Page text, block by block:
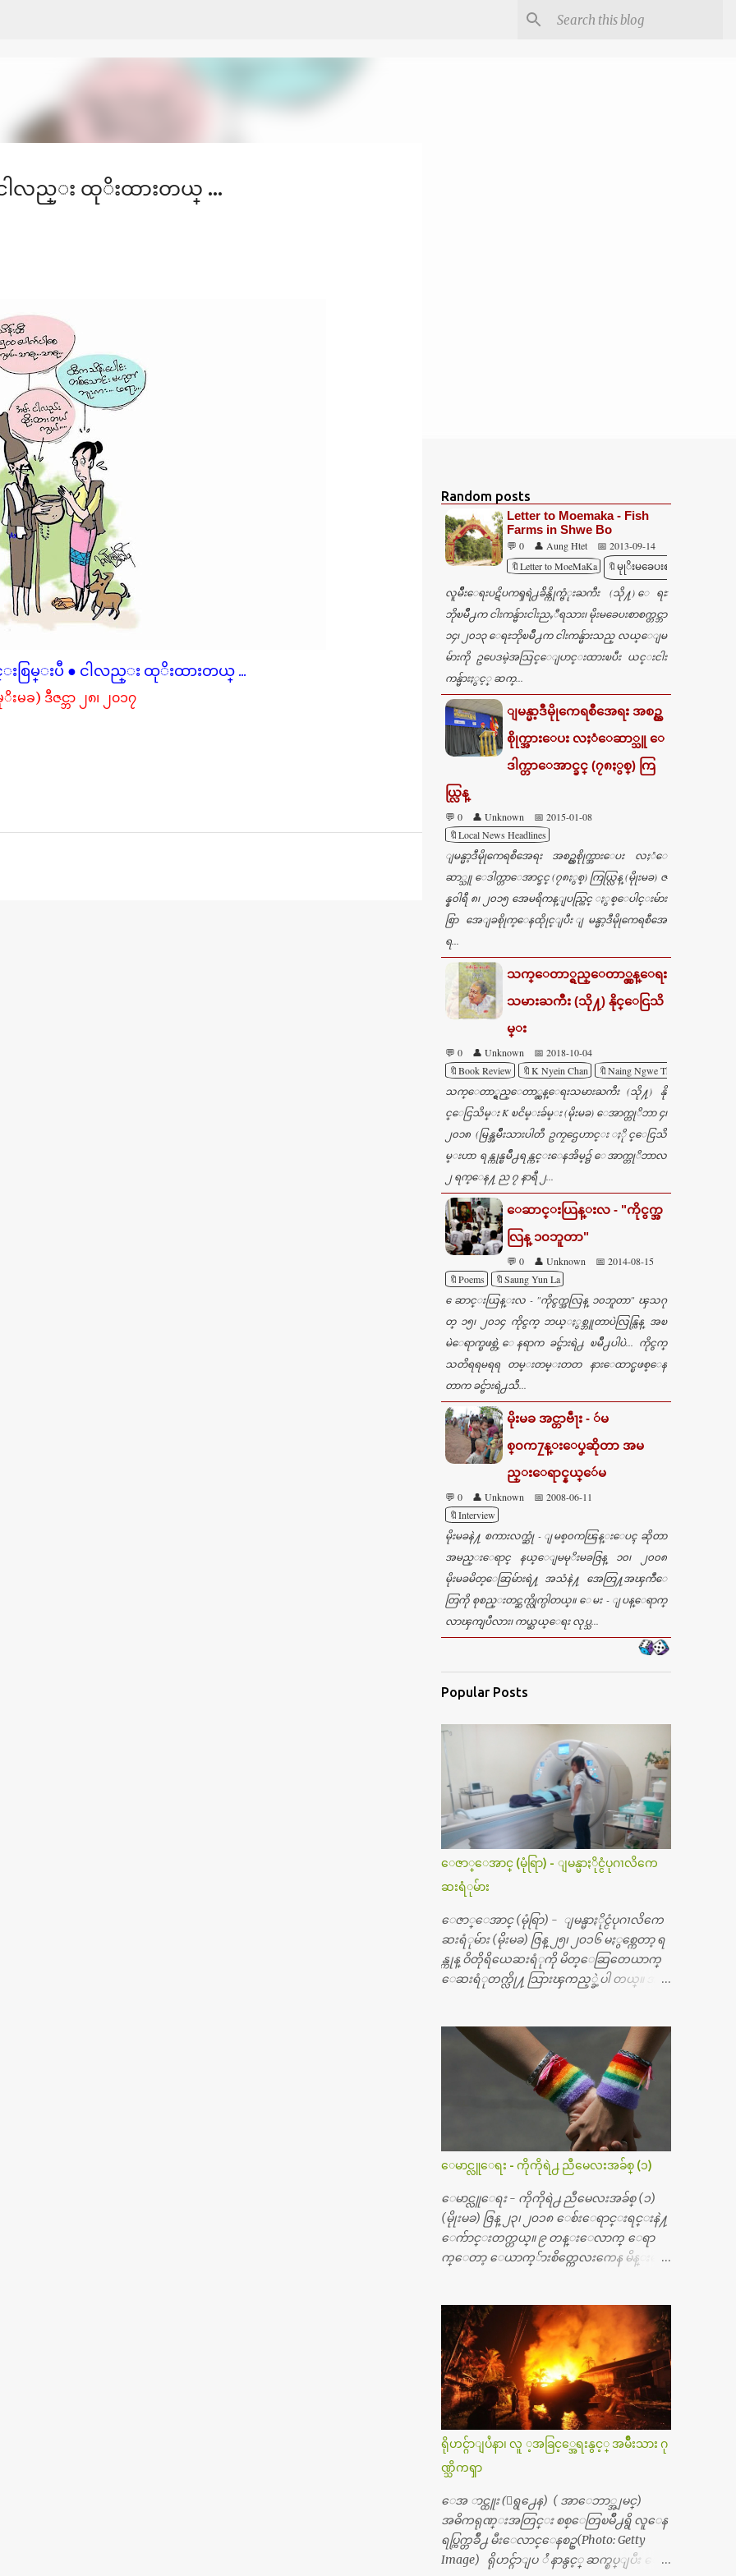
ါလည္း ထုိးထားတယ္ ...
ြမ္းပီ ● ငါလည္း ထုိးထားတယ္ ...
မခ) ဒီဇင္ဘာ ၂၈၊ ၂၀၁၇
Random posts
Letter to Moemaka - Fish
Farms in Shwe Bo
💬 0 👤 Aung Htet
📅 2013-09-14
🔖Letter to MoeMaKa
🔖မုုိးမခေပးစာ
လူမ်ဳိးေရးပဋိပကၡရဲ႕ခ်ိန္ကိုက္ဗံုးႀကီး (သို႔) ေရႊ
ဘိုၿမိဳ႕က ငါးကန္မ်ားငါးညႇီရသား၊ မိုးမခေပးစာစက္တင္ဘာ
၁၄၊ ၂၀၁၃ ေရႊဘိုၿမိဳ႕က ငါးကန္မ်ားသည္ လယ္ေျမ
မ်ားကို ဥပေဒမဲ့အသြင္ေျပာင္းထားၿပီး ယင္းငါး
ကန္မ်ားႏွင့္ ဆက္...
ျမန္မာ့ဒီမိုုကေရစီအေရး အစဥ္တ
စိုုက္အားေပး လႈံေဆာ္သူ ေ
ဒါက္တာေအာင္ခင္ (၇၈ႏွစ္) ကြ
ယ္လြန္
💬 0 👤 Unknown
📅 2015-01-08
🔖Local News Headlines
ျမန္မာ့ဒီမိုုကေရစီအေရး အစဥ္တစိုုက္အားေပး လႈံေ
ဆာ္သူ ေဒါက္တာေအာင္ခင္ (၇၈ႏွစ္) ကြယ္လြန္ (မိုုးမခ) ဇ
န္န၀ါရီ ၈၊ ၂၀၁၅ အေမရိကန္ျပည္တြင္ ႏွစ္ေပါင္းမ်ား
စြာ အေျခစိုုက္ေနထိုုင္ျပီး ျမန္မာ့ဒီမိုုကေရစီအေ
ရ...
သက္ေတာ္ရွည္ေတာ္လွန္ေရး
သမားႀကီး (သို႔) နိုင္ေငြသိ
မ္း
💬 0 👤 Unknown
📅 2018-10-04
🔖Book Review
🔖K Nyein Chan 🔖Naing Ngwe Thein
သက္ေတာ္ရွည္ေတာ္လွန္ေရးသမားႀကီး (သို႔) နို
င္ေငြသိမ္း K ၿငိမ္းခ်မ္း (မိုးမခ) ေအာက္တုိဘာ ၄၊
၂၀၁၈ (မြန္အမ်ဳိးသားပါတီ ဥကၠဌေဟာင္း ႏိုင္ေငြသိ
မ္းဟာ ရန္ကုန္ၿမိဳ႕ရန္ကင္းေနအိမ္၌ ေအာက္တုိဘာလ
၂ ရက္ေန႔ ည ၇ နာရီ ၂...
ေဆာင္းယြန္းလ - "ကိုငွက္အ
လြန္ ၁၀ဘူတာ"
💬 0 👤 Unknown
📅 2014-08-15
🔖Poems
🔖Saung Yun La
ေဆာင္းယြန္းလ - "ကိုငွက္အလြန္ ၁၀ဘူတာ" ၾသဂု
တ္ ၁၅၊ ၂၀၁၄ ကိုငွက္ ဘယ္ႏွစ္ဘူတာပဲလြန္လြန္ အၿ
မဲေရာက္ၿဖစ္တဲ့ ေနရာက ခင္ဗ်ားရဲ႕ ၿမိဳ႕ပါပဲ... ကိုငွက္
သတိရရမရရ တမ္းတမ္းတတ နားေထာင္ၿဖစ္ေန
တာက ခင္ဗ်ားရဲ႕သီ...
မိုးမခ အင္တာဗဵႃး - ဴမ
စ္၀က႗န္းေပၞဆိုတာ အမ
ည္းေရာင္နယ္ေဴမ
💬 0 👤 Unknown
📅 2008-06-11
🔖Interview
မိုးမခနဲ႔ စကားလက္ဆုံ - ျမစ္၀ကၽြန္းေပၚ ဆိုတာ
အမည္းေရာင္ နယ္ေျမမုိးမခဇြန္ ၁၀၊ ၂၀၀၈
မိုးမခမိတ္ေဆြမ်ားရဲ႔ အသံနဲ႔ အေတြ႔အၾကဳံေ
တြကို စုစည္းတင္ဆက္လိုက္ပါတယ္။ ေမး - ျပန္ေရာက္
လာၾကျပီလား၊ ကယ္ဆယ္ေရး လုပ္သ...
Popular Posts
ေဇာ္ေအာင္ (မုံရြာ) - ျမန္မာႏိုင္ငံပုဂၢလိကေ
ဆးရံုမ်ား
ေဇာ္ေအာင္ (မုံရြာ) - ျမန္မာႏိုင္ငံပုဂၢလိကေ
ဆးရံုမ်ား (မိုးမခ) ဇြန္ ၂၅၊ ၂၀၁၆ မႏွစ္ကေတာ့ ရ
န္ကုန္ ဝိတိုရိယေဆးရံုကို မိတ္ေဆြတေယာက္
ေဆးရံုတက္လို႔ သြားၾကည့္ခဲ့ပါ တယ္။ အရ
မ္းသြားလို႔ အရိုးအစားထိုးကုသျခင္း လုပ္ပါ
တယ္။ အရိုးအထူးကု ဆရာဝန္က ဝိတိုရိယေဟာ္တ
ယ္လိုအခန္းမွာ တရက္ က်ပ္ ၃ ေသာင္းနဲ႔ေနေ
စၿပီး၊ အာရွေတာ္ဝင္ခြဲစိတ္ခန္းကို ငွားရမ္းခြဲစိ
တ္ အရိုးအစားထိုးကုပါတယ္။ ေဆးစစ္၊ေဆး
ဝယ္၊ ခြဲစိတ္ကု၊ အရိုးအစားထိုးပစၥည္း စတဲ့စရိ
တ္ေတြနဲ႔ေဆးရံုမွာ ၂ ပတ္ေနထိုင္စရိတ္ သိ
န္း ၇၀ ေလာက္ ကုန္သြားပါတယ္။ သူငယ္ခ်င္းျ
ဖစ္သူကို လာေတြ႔ရင္း ဟိုတယ္လို သန္႔ရွင္း
သပ္ရပ္တဲ့ ဝိတိုရိယေဆးရံုမွာ စီတီစကင္ နဲ႔ အမ္အာ
အိုင္1 စက္ခန္းကိုေတြ႔လို႔ေမးၾကည့္ေ
တာ့ တခါစမ္းရင္ က်ပ္တသိန္းေက်ာ္ က်သင့္တ
ကီးေတြနဲ႔ စမ္းသပ္ရပါတယ္။ ခႏၱာကိုယ္အစိတ္ပို
င္း ကလီစာေတြကိုၾကည့္ရႈတဲ့ အာလထ
ရာေဆာင္း2 စက္ေတြကေတာ့ ေစ်းသိပ္မႀ
ကီးလို႔ ျမန္မာျပည္ေဆးရံုတိုင္းရွိပါတယ္။
တစ္ခါစမ္းရင္ က်ပ္တစ္ေသာင္းေလာက္ က်သ
င့္ပါတယ္။ စာေရးသူ လြန္ခဲ့တဲ့ (၂)...
ေမာင္လူေရး - ကိုကိုရဲ႕ ညီမေလးအခ်စ္ (၁)
ေမာင္လူေရး - ကိုကိုရဲ႕ ညီမေလးအခ်စ္ (၁)
(မိုုးမခ) ဇြန္ ၂၃၊ ၂၀၁၈ ေစ်းေရာင္းရင္းနဲ႔
ေက်ာင္းတက္တယ္။ ၉ တန္းေလာက္ ေရာ
က္ေတာ့ ေယာက္်ားစိတ္ကေလးကေန မိန္းမစိ
တာေပါ့။ မိန္းကေလး အေပါင္းအသင္းလ
ည္း မ်ားတယ္။ ငယ္ငယ္တုန္းကေတာ့ အမေတြနဲ႔
ေနတာဆုိေတာ့ သနပ္ခါးေလးေတြ လိမ္း
တယ္။ ပန္းပန္တယ္။ မိန္းကေလး အဝတ္အစားေ
တြကိုလည္း ခုိးဝတ္တယ္။ မိန္းမစိတ္ရွိေတာ့
ရွိေပမယ့္ ကိုယ့္ကိုယ္ကို မိန္းမစိတ္ေပါက္မွန္း
သိတာက ၉ တန္း၊ ၁၀ တန္းေလာက္ကမွ။ ညီအ
စ္ကို ေမာင္နွမ အားလံုး ၆ ေယာက္ရွိတယ္။ အစ္ကို ၃
ေယာက္၊ အစ္မ ႏွစ္ေယာက္။ အစ္ကိုေတြက
လည္း သူ႔ အေပါင္းအသင္းနဲ႔ သူဆိုေ
တာ့ အမေတြနဲ႔ဘဲ ေပါင္းတယ္။ ျပီးေတာ့
အေဖကလည္း ေယာက္်ားဆုိ ေယာ
က္်ားေလးလုိဘဲ ေနေစခ်င္တယ္။ အေဖ့ကို
ေၾကာက္လည္း ေၾကာက္ရတယ္။ ေယာ
ရိုဟင္ဂ်ာျပႆနာ၊ လူ ့အခြင့္အေရးနွင့္ အမ်ိဳးသား ဂု
ဏ္သိကၡာ
ေအ ာင္ထူး (ေရွ႕ေန) ( အာေဘာ္အျမင္)
အဓိကရုဏ္းအတြင္း စစ္ေတြၿမိဳ႕ရွိ လူေန
ရပ္ကြက္တခ်ိဳ႕ မီးေလာင္ေနစဥ္(Photo: Getty
Image) ရိုဟင္ဂ်ာျပ ႆ နာနွင့္ ဆက္စပ္ျပီး ေ